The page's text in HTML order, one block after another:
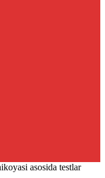
asosida testlar